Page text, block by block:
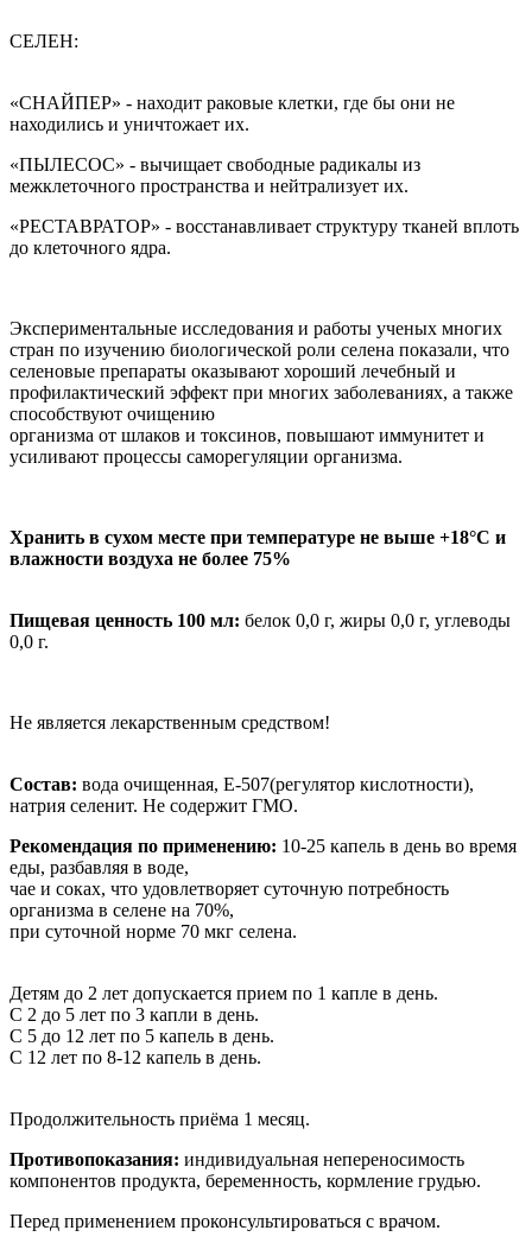
СЕЛЕН:
«СНАЙПЕР» - находит раковые клетки, где бы они не
находились и уничтожает их.
«ПЫЛЕСОС» - вычищает свободные радикалы из
межклеточного пространства и нейтрализует их.
«РЕСТАВРАТОР» - восстанавливает структуру тканей вплоть
до клеточного ядра.
Экспериментальные исследования и работы ученых многих
стран по изучению биологической роли селена показали, что
селеновые препараты оказывают хороший лечебный и
профилактический эффект при многих заболеваниях, а также
способствуют очищению
организма от шлаков и токсинов, повышают иммунитет и
усиливают процессы саморегуляции организма.
Хранить в сухом месте при температуре не выше +18°С и
влажности воздуха не более 75%
Пищевая ценность 100 мл: белок 0,0 г, жиры 0,0 г, углеводы
0,0 г.
Не является лекарственным средством!
Состав: вода очищенная, Е-507(регулятор кислотности),
натрия селенит. Не содержит ГМО.
Рекомендация по применению: 10-25 капель в день во время
еды, разбавляя в воде,
чае и соках, что удовлетворяет суточную потребность
организма в селене на 70%,
при суточной норме 70 мкг селена.
Детям до 2 лет допускается прием по 1 капле в день.
С 2 до 5 лет по 3 капли в день.
С 5 до 12 лет по 5 капель в день.
С 12 лет по 8-12 капель в день.
Продолжительность приёма 1 месяц.
Противопоказания: индивидуальная непереносимость
компонентов продукта, беременность, кормление грудью.
Перед применением проконсультироваться с врачом.